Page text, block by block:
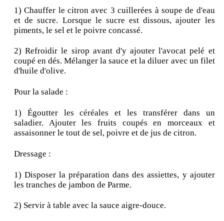
1) Chauffer le citron avec 3 cuillerées à soupe de d'eau
et de sucre. Lorsque le sucre est dissous, ajouter les
piments, le sel et le poivre concassé.
2) Refroidir le sirop avant d'y ajouter l'avocat pelé et
coupé en dés. Mélanger la sauce et la diluer avec un filet
d'huile d'olive.
Pour la salade :
1) Égoutter les céréales et les transférer dans un
saladier. Ajouter les fruits coupés en morceaux et
assaisonner le tout de sel, poivre et de jus de citron.
Dressage :
1) Disposer la préparation dans des assiettes, y ajouter
les tranches de jambon de Parme.
2) Servir à table avec la sauce aigre-douce.